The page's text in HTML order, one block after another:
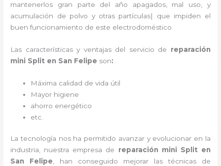
mantenerlos gran parte del año apagados, mal uso, y
acumulación de polvo y otras partículas| que impiden el
buen funcionamiento de este electrodoméstico.
Las características y ventajas del servicio de reparación
mini Split en San Felipe son:
Máxima calidad de vida útil
Mayor higiene
ahorro energético
etc.
La tecnología nos ha permitido avanzar y evolucionar en la
industria, nuestra empresa de reparación mini Split en
San Felipe, han conseguido mejorar las técnicas de